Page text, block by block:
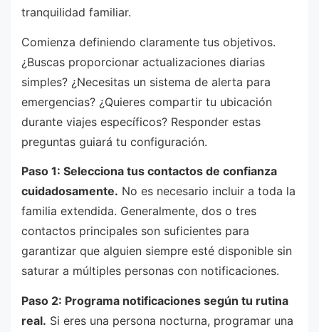
tranquilidad familiar.
Comienza definiendo claramente tus objetivos.
¿Buscas proporcionar actualizaciones diarias
simples? ¿Necesitas un sistema de alerta para
emergencias? ¿Quieres compartir tu ubicación
durante viajes específicos? Responder estas
preguntas guiará tu configuración.
Paso 1: Selecciona tus contactos de confianza
cuidadosamente. No es necesario incluir a toda la
familia extendida. Generalmente, dos o tres
contactos principales son suficientes para
garantizar que alguien siempre esté disponible sin
saturar a múltiples personas con notificaciones.
Paso 2: Programa notificaciones según tu rutina
real. Si eres una persona nocturna, programar una